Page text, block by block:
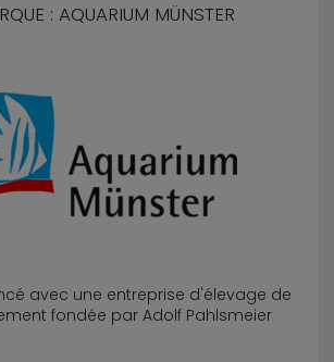
: AQUARIUM MÜNSTER
avec une entreprise d'élevage de
fondée par Adolf Pahlsmeier